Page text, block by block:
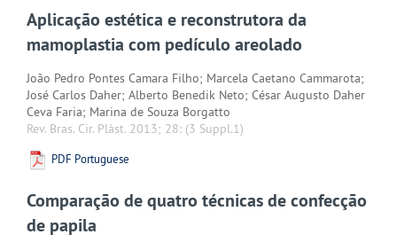
Aplicação estética e reconstrutora da
mamoplastia com pedículo areolado
João Pedro Pontes Camara Filho; Marcela Caetano Cammarota;
José Carlos Daher; Alberto Benedik Neto; César Augusto Daher
Ceva Faria; Marina de Souza Borgatto
Rev. Bras. Cir. Plást. 2013; 28: (3 Suppl.1)
PDF Portuguese
Comparação de quatro técnicas de confecção
de papila